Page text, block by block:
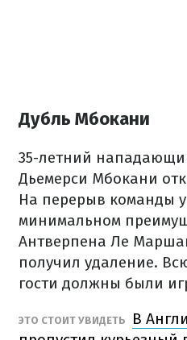
Дубль Мбокани
35-летний
Дьемерси Мбокани
На перерыв команды
минимальном
Антверпена Ле
получил удаление.
гости должны были
ЭТО СТОИТ УВИДЕТЬ
В